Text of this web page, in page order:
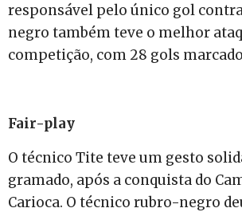
responsável pelo único gol
negro também teve o melhor
competição, com 28 gols
Fair-play
O técnico Tite teve um gesto
gramado, após a conquista do
Carioca. O técnico rubro-negro